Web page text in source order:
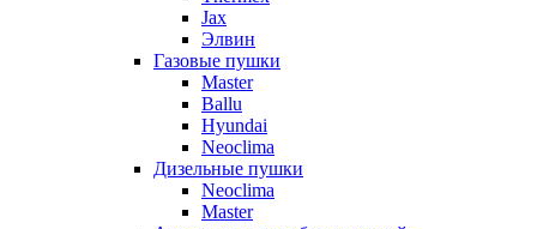
Jax
Элвин
Газовые пушки
Master
Ballu
Hyundai
Neoclima
Дизельные пушки
Neoclima
Master